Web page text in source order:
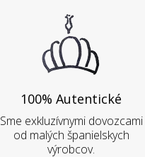
100% Autentické
Sme exkluzívnymi dovozcami
od malých španielskych
výrobcov.